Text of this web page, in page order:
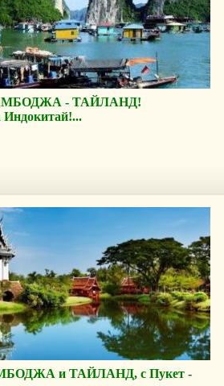
- ТАЙЛАНД!
и ТАЙЛАНД, с Пукет -